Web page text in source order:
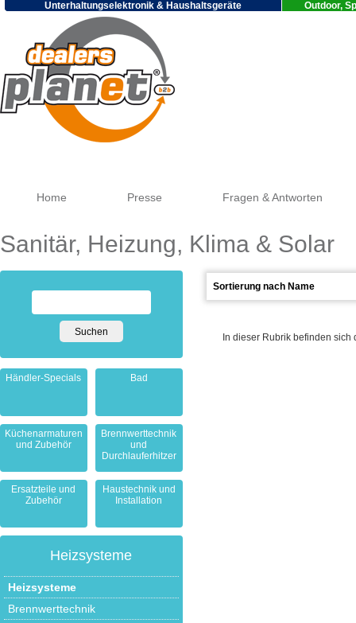
Unterhaltungselektronik & Haushaltsgeräte Outdoor,
Home Presse Fragen & Antworten
Sanitär, Heizung, Klima & Solar
In dieser Rubrik befinden
Händler-Specials Bad
Küchenarmaturen
und Zubehör
Brennwerttechnik
und
Durchlauferhitzer
Ersatzteile und
Zubehör
Haustechnik und
Installation
Heizsysteme
Heizsysteme
Brennwerttechnik